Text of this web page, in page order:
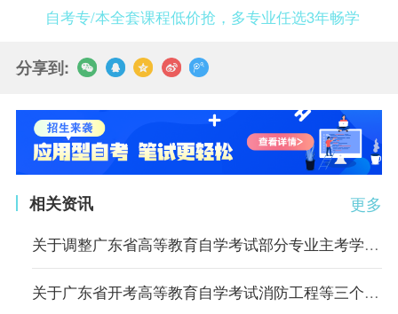
自考专/本全套课程低价抢，多专业任选3年畅学
分享到:
更多
相关资讯
关于调整广东省高等教育自学考试部分专业主考学校的通知
关于广东省开考高等教育自学考试消防工程等三个专业的通知